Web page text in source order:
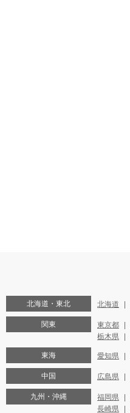
北海道・東北 北海道
関東 東京都
栃木県
東海 愛知県
中国 広島県
九州・沖縄 福岡県
長崎県